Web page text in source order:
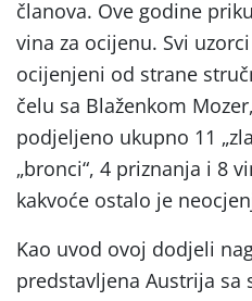
članova. Ove godine
vina za ocijenu. Svi
ocijenjeni od strane
čelu sa Blaženkom
podjeljeno ukupno 11
„bronci“, 4 priznanja i 8
kakvoće ostalo je
Kao uvod ovoj dodjeli
predstavljena Austrija sa